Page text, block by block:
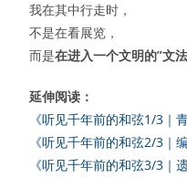
我在其中行走时，
不是在看展览，
而是在进入一个文明的”文
延伸阅读：
《听见千年前的和弦1/3｜
《听见千年前的和弦2/3｜
《听见千年前的和弦3/3｜